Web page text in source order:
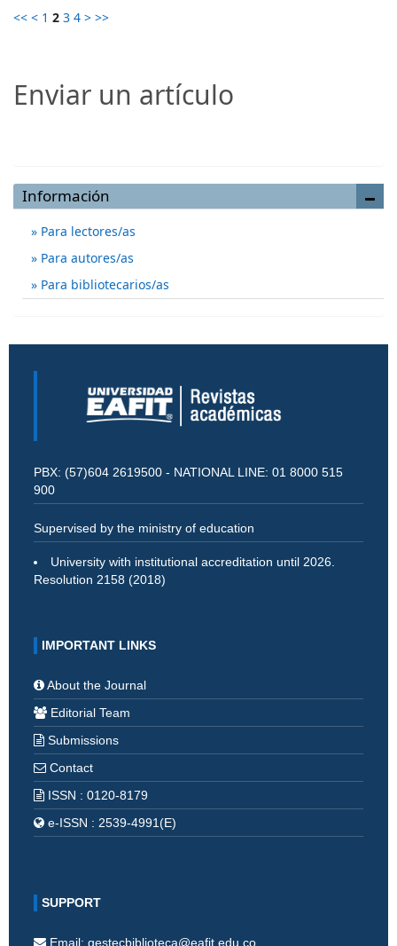
<< < 1 2 3 4 > >>
Enviar un artículo
Información
Para lectores/as
Para autores/as
Para bibliotecarios/as
PBX: (57)604 2619500 - NATIONAL LINE: 01 8000 515
900
Supervised by the ministry of education
University with institutional accreditation until 2026.
Resolution 2158 (2018)
IMPORTANT LINKS
About the Journal
Editorial Team
Submissions
Contact
ISSN : 0120-8179
e-ISSN : 2539-4991(E)
SUPPORT
Email: gestecbiblioteca@eafit.edu.co